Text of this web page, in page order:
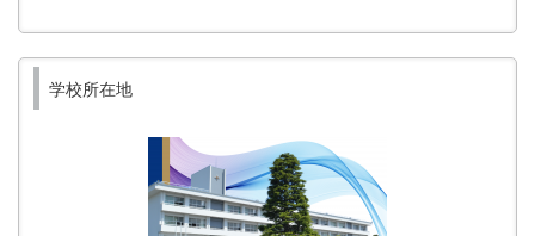
学校所在地